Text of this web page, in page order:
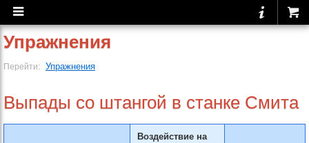
Упражнения
Перейти: Упражнения
Выпады со штангой в станке Смита
Воздействие на